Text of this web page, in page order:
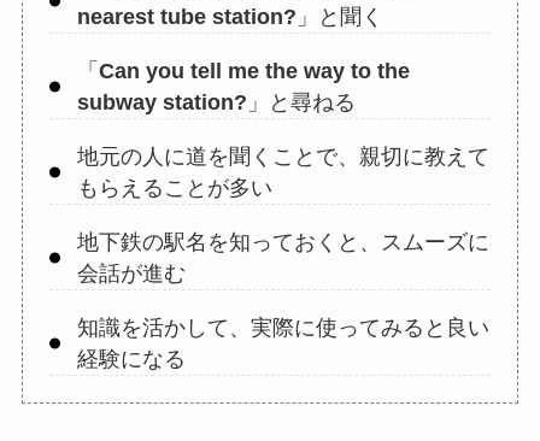
nearest tube station? 」と聞く
「 Can you tell me the way to the
subway station? 」と尋ねる
地元の人に道を聞くことで、親切に教えて
もらえることが多い
地下鉄の駅名を知っておくと、スムーズに
会話が進む
知識を活かして、実際に使ってみると良い
経験になる